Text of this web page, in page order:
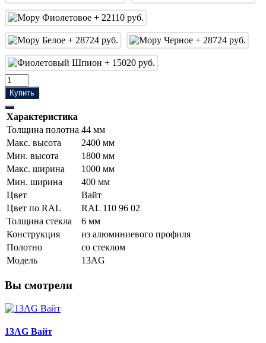
Купить
Характеристика
Толщина полотна 44 мм
Макс. высота
2400 мм
Мин. высота
1800 мм
Макс. ширина
1000 мм
Мин. ширина
400 мм
Цвет
Вайт
Цвет по RAL
RAL 110 96 02
Толщина стекла
6 мм
Конструкция
из алюминиевого профиля
Полотно
со стеклом
Модель
13AG
Вы смотрели
13AG Вайт